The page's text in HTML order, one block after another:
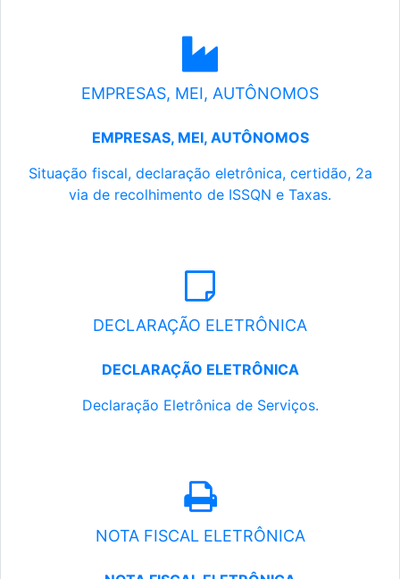
EMPRESAS, MEI, AUTÔNOMOS
EMPRESAS, MEI, AUTÔNOMOS
Situação fiscal, declaração eletrônica, certidão, 2a
via de recolhimento de ISSQN e Taxas.
DECLARAÇÃO ELETRÔNICA
DECLARAÇÃO ELETRÔNICA
Declaração Eletrônica de Serviços.
NOTA FISCAL ELETRÔNICA